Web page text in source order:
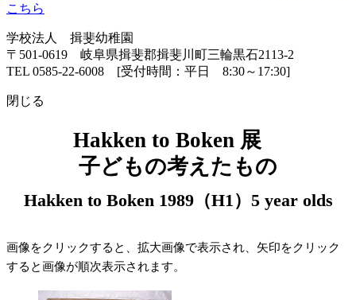
こちら
学校法人 揖斐幼稚園
〒501-0619 岐阜県揖斐郡揖斐川町三輪黒石2113-2
TEL 0585-22-6008 [受付時間：平日 8:30～17:30]
閉じる
Hakken to Boken 展
子どもの考えたもの
Hakken to Boken 1989（H1）5 year olds
画像をクリックすると、拡大画像で表示され、矢印をクリック
すると画像が順次表示されます。